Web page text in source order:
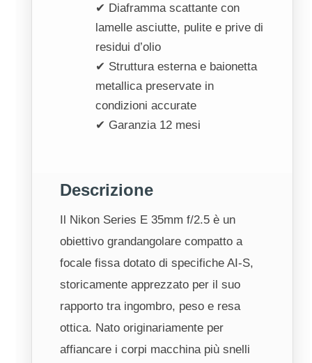
✔ Diaframma scattante con
lamelle asciutte, pulite e prive di
residui d’olio
✔ Struttura esterna e baionetta
metallica preservate in
condizioni accurate
✔ Garanzia 12 mesi
Descrizione
Il Nikon Series E 35mm f/2.5 è un
obiettivo grandangolare compatto a
focale fissa dotato di specifiche AI-S,
storicamente apprezzato per il suo
rapporto tra ingombro, peso e resa
ottica. Nato originariamente per
affiancare i corpi macchina più snelli